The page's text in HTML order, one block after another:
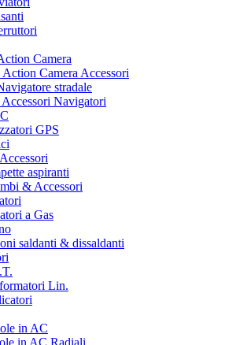
Camera
Camera Accessori
stradale
Navigatori
GPS
aspiranti
& Accessori
a Gas
saldanti & dissaldanti
Lin.
in AC
in AC Radiali